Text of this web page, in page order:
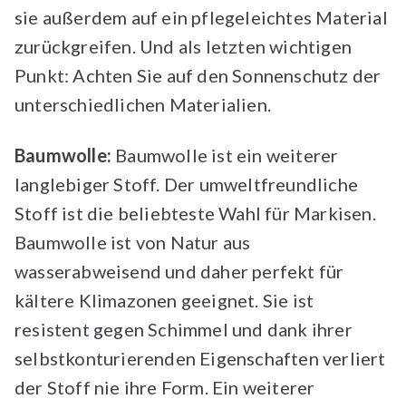
sie außerdem auf ein pflegeleichtes Material
zurückgreifen. Und als letzten wichtigen
Punkt: Achten Sie auf den Sonnenschutz der
unterschiedlichen Materialien.
Baumwolle: Baumwolle ist ein weiterer
langlebiger Stoff. Der umweltfreundliche
Stoff ist die beliebteste Wahl für Markisen.
Baumwolle ist von Natur aus
wasserabweisend und daher perfekt für
kältere Klimazonen geeignet. Sie ist
resistent gegen Schimmel und dank ihrer
selbstkonturierenden Eigenschaften verliert
der Stoff nie ihre Form. Ein weiterer